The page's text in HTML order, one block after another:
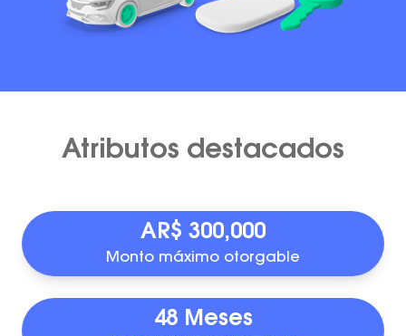
Atributos destacados
AR$ 300,000
Monto máximo otorgable
48 Meses